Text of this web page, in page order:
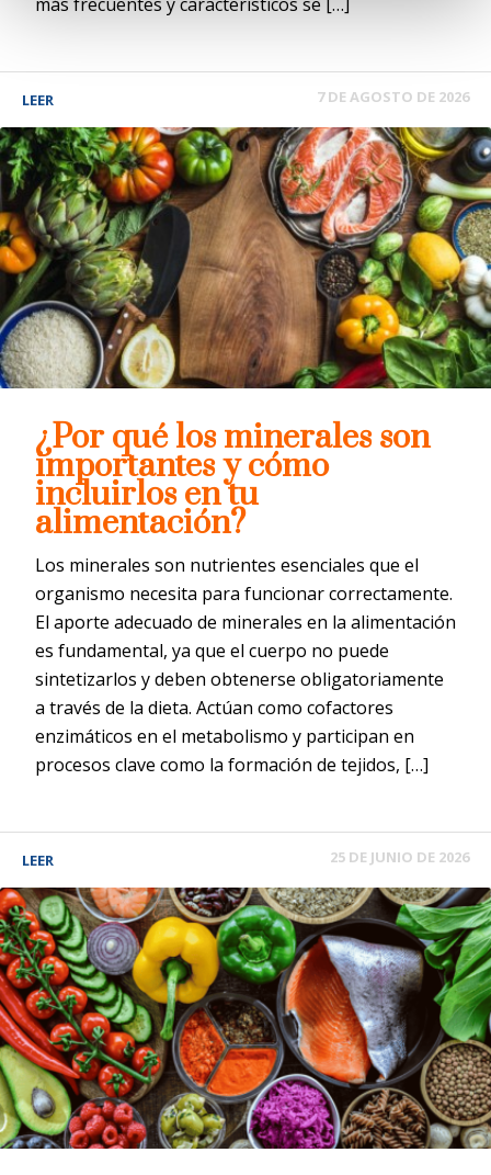
LEER 7 DE AGOSTO DE 2026
¿Por qué los minerales son
importantes y cómo
incluirlos en tu
alimentación?
Los minerales son nutrientes esenciales que el
organismo necesita para funcionar correctamente.
El aporte adecuado de minerales en la alimentación
es fundamental, ya que el cuerpo no puede
sintetizarlos y deben obtenerse obligatoriamente
a través de la dieta. Actúan como cofactores
enzimáticos en el metabolismo y participan en
procesos clave como la formación de tejidos, […]
LEER 25 DE JUNIO DE 2026